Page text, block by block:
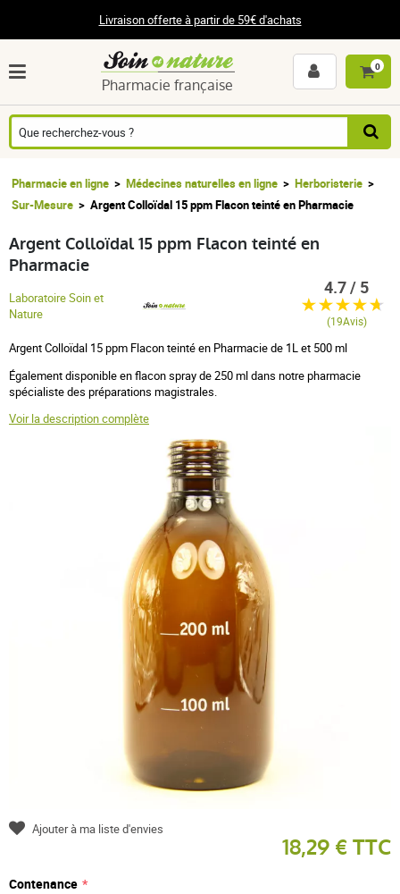
Livraison offerte à partir de 59€ d'achats
Pharmacie française
0
Pharmacie en ligne Médecines naturelles en ligne
Herboristerie
Sur-Mesure
Argent Colloïdal 15 ppm Flacon teinté en Pharmacie
Argent Colloïdal 15 ppm Flacon teinté en
Pharmacie
Laboratoire Soin et
Nature
Argent Colloïdal 15 ppm Flacon teinté en Pharmacie de 1L et 500 ml
Également disponible en flacon spray de 250 ml dans notre pharmacie
spécialiste des préparations magistrales.
Voir la description complète
18,29 € TTC
Contenance
4.7 / 5
(19Avis)
Ajouter à ma liste d'envies